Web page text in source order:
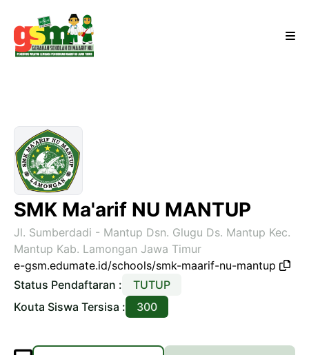
SMK Ma'arif NU MANTUP
Jl. Sumberdadi - Mantup Dsn. Glugu Ds. Mantup Kec.
Mantup Kab. Lamongan Jawa Timur
e-gsm.edumate.id/schools/smk-maarif-nu-mantup
Status Pendaftaran :
TUTUP
Kouta Siswa Tersisa :
300